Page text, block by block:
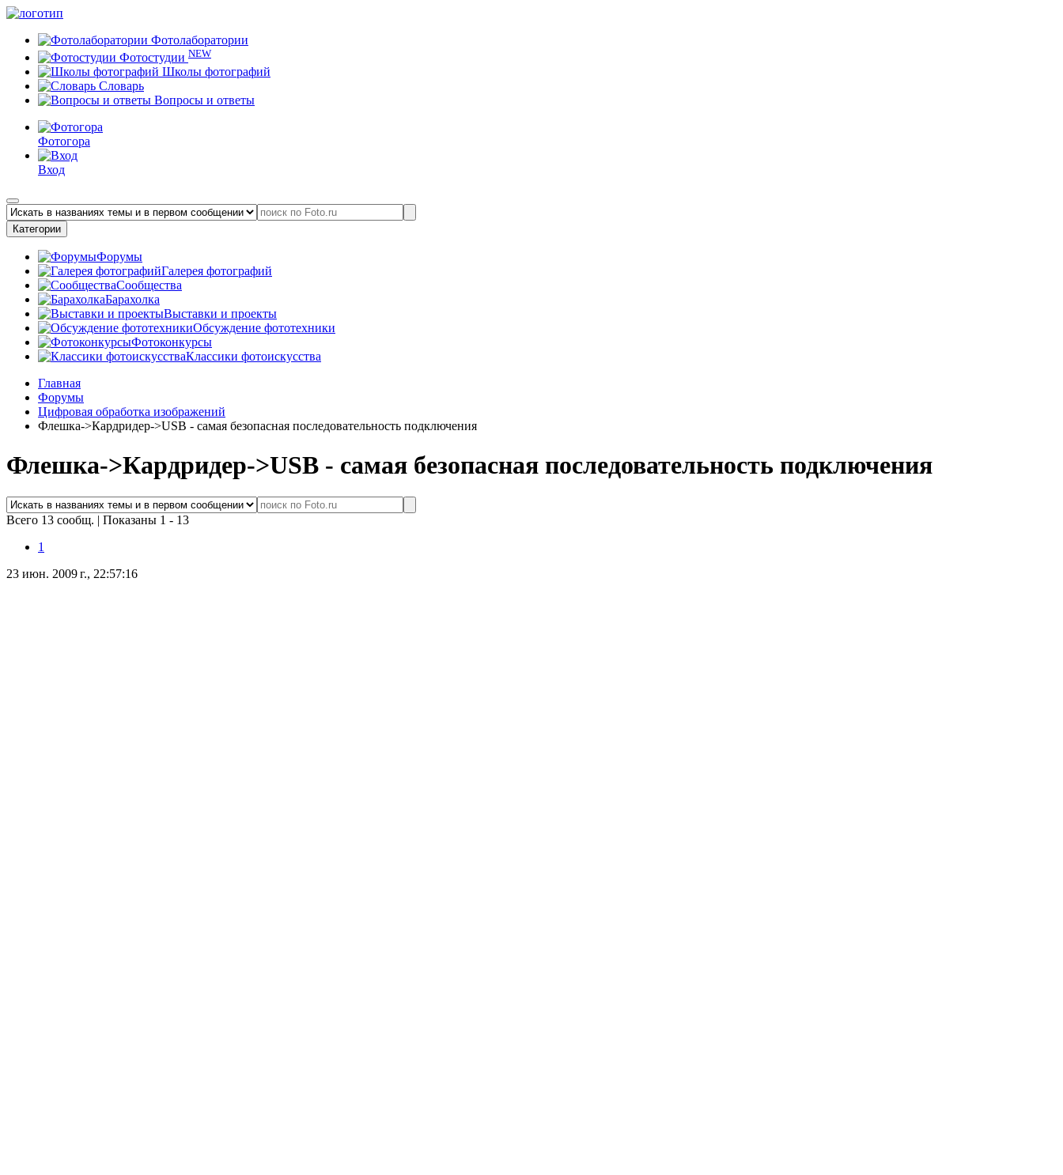
Фотолаборатории
Фотостудии NEW
Школы фотографий
Словарь
Вопросы и ответы
Фотогора
Вход
Категории
Форумы
Галерея фотографий
Сообщества
Барахолка
Выставки и проекты
Обсуждение фототехники
Фотоконкурсы
Классики фотоискусства
Главная
Форумы
Цифровая обработка изображений
Флешка->Кардридер->USB - самая безопасная последовательность подключения
Флешка->Кардридер->USB - самая безопасная последовательность подключения
Всего 13 сообщ. | Показаны 1 - 13
1
23 июн. 2009 г., 22:57:16